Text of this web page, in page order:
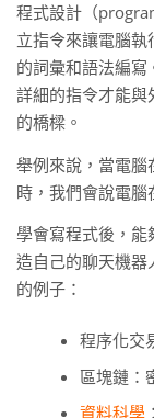
程式設計（
立指令來讓電腦
的詞彙和語法編
詳細的指令才能與
的橋樑。
舉例來說，當電腦
時，我們會說電腦
學會寫程式後，能
造自己的聊天機器
的例子：
程序化交
區塊鏈：
資料科學